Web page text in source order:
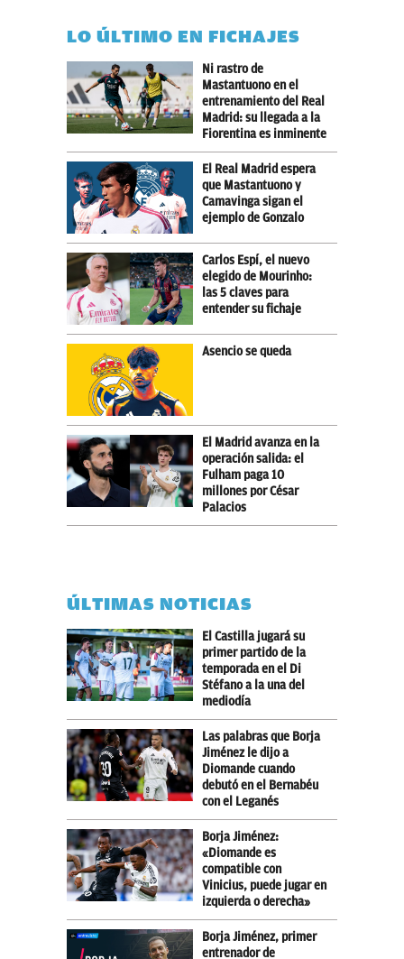
LO ÚLTIMO EN FICHAJES
Ni rastro de
Mastantuono en el
entrenamiento del Real
Madrid: su llegada a la
Fiorentina es inminente
El Real Madrid espera
que Mastantuono y
Camavinga sigan el
ejemplo de Gonzalo
Carlos Espí, el nuevo
elegido de Mourinho:
las 5 claves para
entender su fichaje
Asencio se queda
El Madrid avanza en la
operación salida: el
Fulham paga 10
millones por César
Palacios
ÚLTIMAS NOTICIAS
El Castilla jugará su
primer partido de la
temporada en el Di
Stéfano a la una del
mediodía
Las palabras que Borja
Jiménez le dijo a
Diomande cuando
debutó en el Bernabéu
con el Leganés
Borja Jiménez:
«Diomande es
compatible con
Vinicius, puede jugar en
izquierda o derecha»
Borja Jiménez, primer
entrenador de